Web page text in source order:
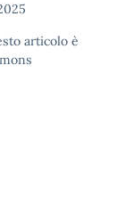
articolo è